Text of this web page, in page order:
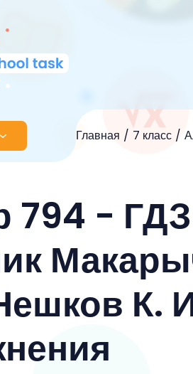
Главная 7 класс
794 - ГДЗ
К.